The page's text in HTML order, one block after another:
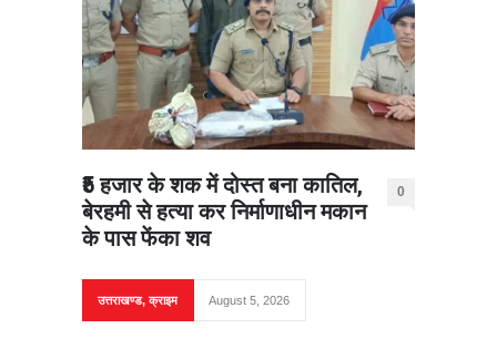
₹5 हजार के शक में दोस्त बना कातिल,
बेरहमी से हत्या कर निर्माणाधीन मकान
के पास फेंका शव
0
उत्तराखण्ड,क्राइम August 5, 2026